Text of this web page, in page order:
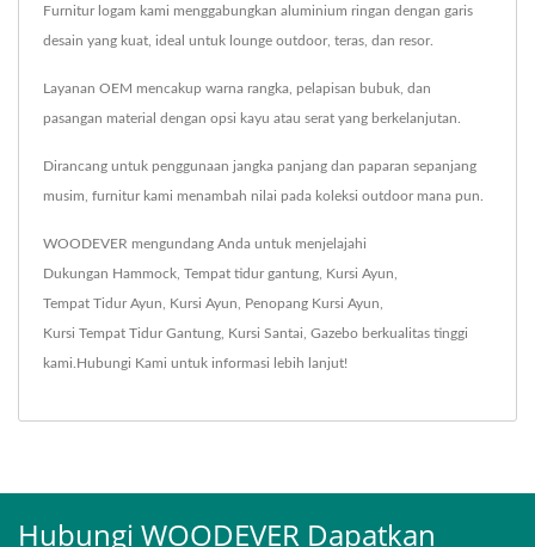
Furnitur logam kami menggabungkan aluminium ringan dengan garis
desain yang kuat, ideal untuk lounge outdoor, teras, dan resor.
Layanan OEM mencakup warna rangka, pelapisan bubuk, dan
pasangan material dengan opsi kayu atau serat yang berkelanjutan.
Dirancang untuk penggunaan jangka panjang dan paparan sepanjang
musim, furnitur kami menambah nilai pada koleksi outdoor mana pun.
WOODEVER mengundang Anda untuk menjelajahi
Dukungan Hammock Tempat tidur gantung Kursi Ayun
Tempat Tidur Ayun Kursi Ayun Penopang Kursi Ayun
Kursi Tempat Tidur Gantung Kursi Santai Gazebo berkualitas tinggi
kami. Hubungi Kami untuk informasi lebih lanjut!
Hubungi WOODEVER Dapatkan